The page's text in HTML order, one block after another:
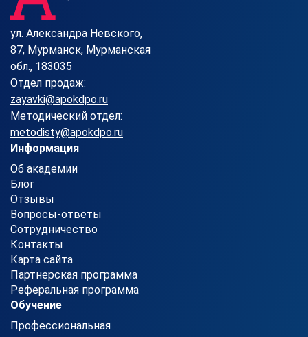
ул. Александра Невского,
87, Мурманск, Мурманская
обл., 183035
Отдел продаж:
zayavki@apokdpo.ru
Методический отдел:
metodisty@apokdpo.ru
Информация
Об академии
Блог
Отзывы
Вопросы-ответы
Сотрудничество
Контакты
Карта сайта
Партнерская программа
Реферальная программа
Обучение
Профессиональная